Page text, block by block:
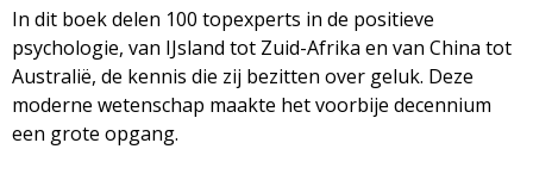
i
e
M
In dit boek delen 100 topexperts in de positieve
psychologie, van IJsland tot Zuid-Afrika en van China tot
Australië, de kennis die zij bezitten over geluk. Deze
moderne wetenschap maakte het voorbije decennium
een grote opgang.